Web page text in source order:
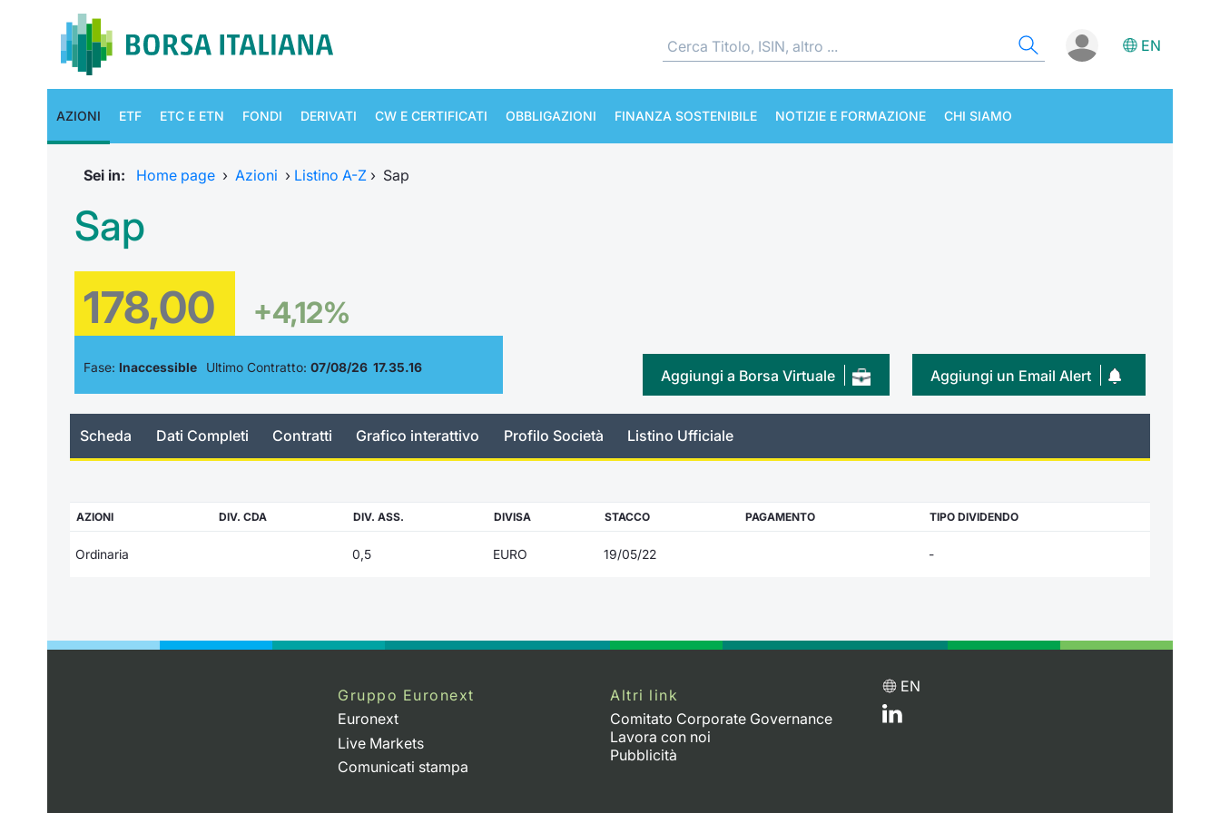
EN
AZIONI ETF ETC E ETN FONDI DERIVATI CW E CERTIFICATI OBBLIGAZIONI FINANZA SOSTENIBILE NOTIZIE E FORMAZIONE CHI SIAMO
Sei in: Home page › Azioni › Listino A-Z › Sap
Sap
178,00 +4,12%
Fase: Inaccessible Ultimo Contratto: 07/08/26 17.35.16 Aggiungi un Email Alert
Aggiungi a Borsa Virtuale
Scheda Dati Completi Contratti Grafico interattivo Profilo Società Listino Ufficiale
AZIONI DIV. CDA DIV. ASS. DIVISA STACCO PAGAMENTO TIPO DIVIDENDO
Ordinaria 0,5 EURO 19/05/22 -
Gruppo Euronext
Euronext
Live Markets
Comunicati stampa
Altri link
Comitato Corporate Governance
Lavora con noi
Pubblicità
EN